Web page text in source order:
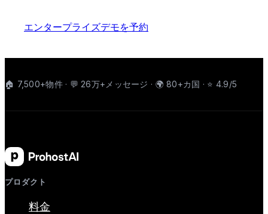
エンタープライズデモを予約
🏠 7,500+物件 · 💬 26万+メッセージ · 🌍 80+カ国 · ⭐ 4.9/5
プロダクト
料金